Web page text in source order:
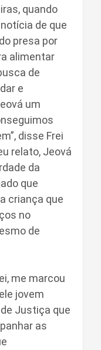
quando
de que
presa por
alimentar
de
e
um
disse Frei
relato, Jeová
da
que
criança que
no
de
me marcou
jovem
Justiça que
as